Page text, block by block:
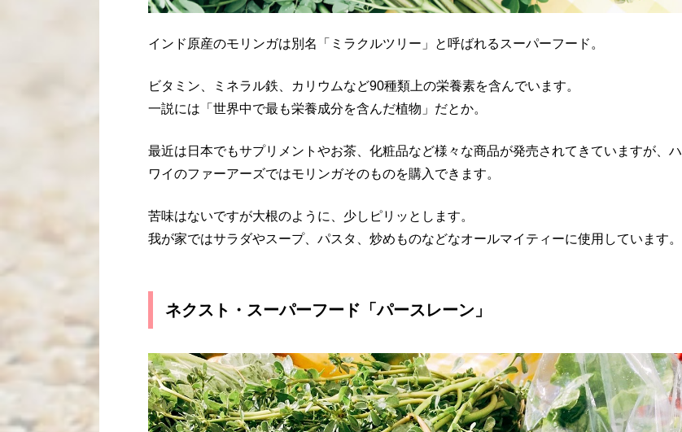
インド原産のモリンガは別名「ミラクルツリー」と呼ばれるスーパーフード。
ビタミン、ミネラル鉄、カリウムなど90種類上の栄養素を含んでいます。
一説には「世界中で最も栄養成分を含んだ植物」だとか。
最近は日本でもサプリメントやお茶、化粧品など様々な商品が発売されてきていますが、ハ
ワイのファーアーズではモリンガそのものを購入できます。
苦味はないですが大根のように、少しピリッとします。
我が家ではサラダやスープ、パスタ、炒めものなどなオールマイティーに使用しています。
ネクスト・スーパーフード「パースレーン」